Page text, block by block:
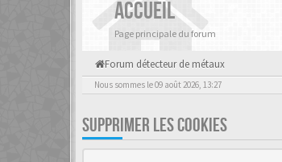
ACCUEIL
Page principale du forum
Forum détecteur de métaux
Nous sommes le 09 août 2026, 13:27
SUPPRIMER LES COOKIES